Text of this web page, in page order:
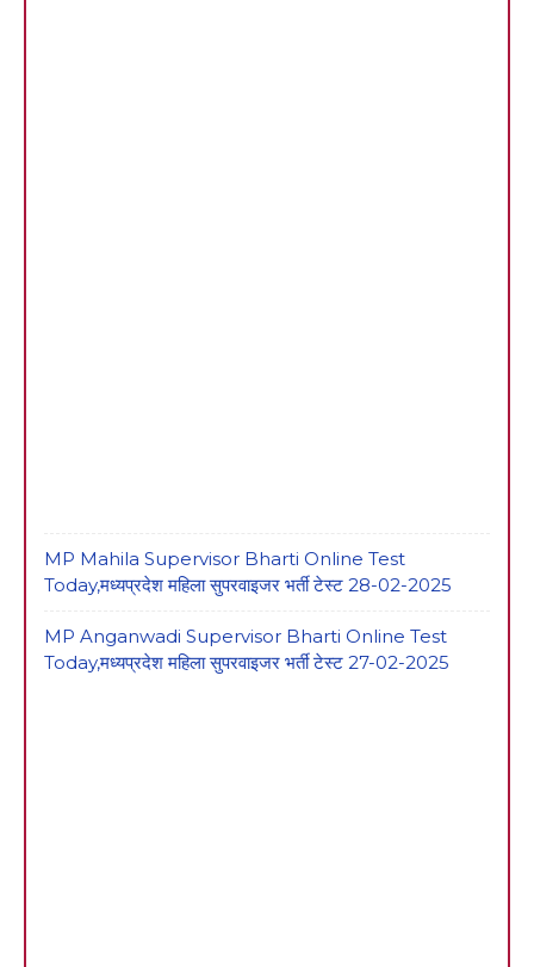
MP Mahila Supervisor Bharti Online Test
Today,मध्यप्रदेश महिला सुपरवाइजर भर्ती टेस्ट 28-02-2025
MP Anganwadi Supervisor Bharti Online Test
Today,मध्यप्रदेश महिला सुपरवाइजर भर्ती टेस्ट 27-02-2025